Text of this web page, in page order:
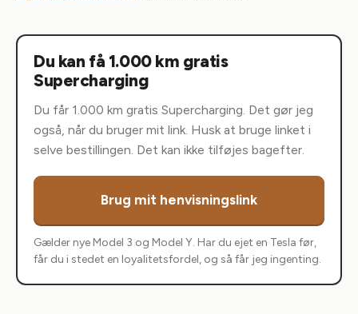
Du kan få 1.000 km gratis
Supercharging
Du får 1.000 km gratis Supercharging. Det gør jeg
også, når du bruger mit link. Husk at bruge linket i
selve bestillingen. Det kan ikke tilføjes bagefter.
Brug mit henvisningslink
Gælder nye Model 3 og Model Y. Har du ejet en Tesla før,
får du i stedet en loyalitetsfordel, og så får jeg ingenting.